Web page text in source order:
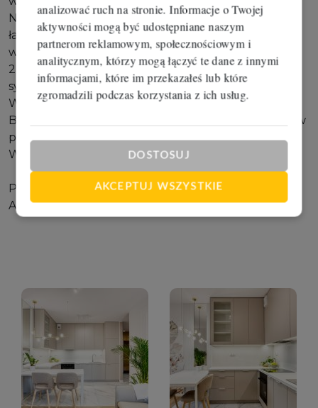
analizować ruch na stronie. Informacje o Twojej
aktywności mogą być udostępniane naszym
partnerom reklamowym, społecznościowym i
analitycznym, którzy mogą łączyć te dane z innymi
informacjami, które im przekazałeś lub które
zgromadzili podczas korzystania z ich usług.
DOSTOSUJ
AKCEPTUJ WSZYSTKIE
Nowe zabudowy, meble i sprzęty, nowa armatura w
łazience pozwalają na komfortowe funkcjonowanie
w tej przestrzeni.
2 pokoje, w tym salon z aneksem kuchennym i
sypialnia, duży balkon z pięknym widokiem.
W cenie najmu miejsce parkingowe.
Bardzo dobra lokalizacja, nowo powstające osiedle w
pełni skomunikowane z miastem.
Wokół tereny spacerowe i rekreacyjne.
Polecam i zapraszam na prezentację.
Aldona Liczbińska 667 80 69 69